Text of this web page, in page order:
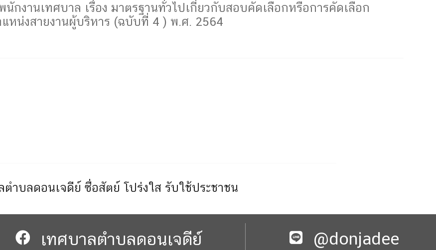
กงานเทศบาล เรื่อง มาตรฐานทั่วไปเกี่ยวกับสอบคัดเลือกหรือการคัดเลือก
หน่งสายงานผู้บริหาร (ฉบับที่ 4 ) พ.ศ. 2564
ตำบลดอนเจดีย์ ซื่อสัตย์ โปร่งใส รับใช้ประชาชน
เทศบาลตำบลดอนเจดีย์​​ @donjadee​